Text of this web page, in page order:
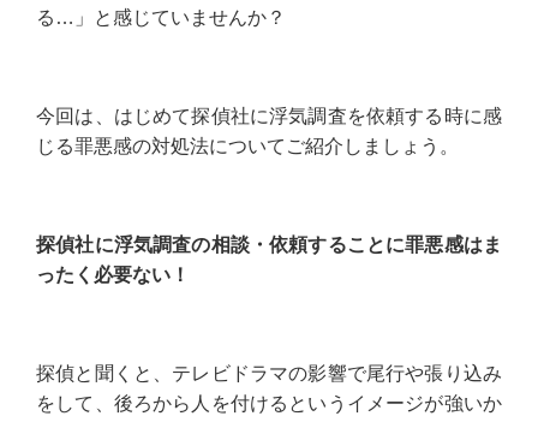
る…」と感じていませんか？
今回は、はじめて探偵社に浮気調査を依頼する時に感
じる罪悪感の対処法についてご紹介しましょう。
探偵社に浮気調査の相談・依頼することに罪悪感はま
ったく必要ない！
探偵と聞くと、テレビドラマの影響で尾行や張り込み
をして、後ろから人を付けるというイメージが強いか